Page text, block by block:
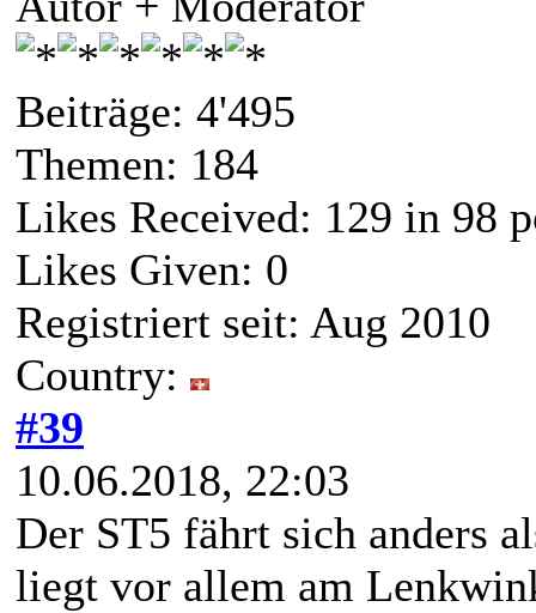
Beiträge: 4'495
Themen: 184
Likes Received: 129 in 98
Likes Given: 0
Registriert seit: Aug 2010
Country:
#39
10.06.2018, 22:03
Der ST5 fährt sich anders
liegt vor allem am